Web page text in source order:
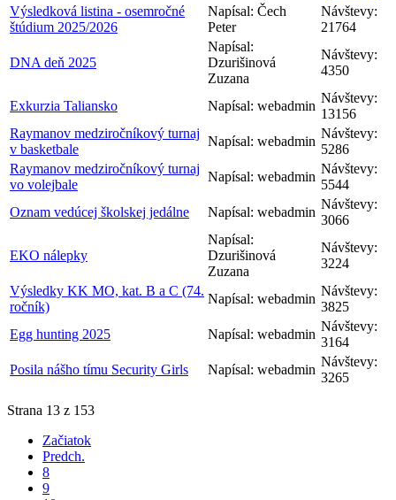
Výsledková listina - osemročné
štúdium 2025/2026
Napísal: Čech
Peter
Návštevy:
21764
DNA deň 2025
Napísal:
Dzurišinová
Zuzana
Návštevy:
4350
Exkurzia Taliansko Napísal: webadmin
Návštevy:
13156
Raymanov medziročníkový turnaj
v basketbale
Napísal: webadmin
Návštevy:
5286
Raymanov medziročníkový turnaj
vo volejbale
Napísal: webadmin
Návštevy:
5544
Oznam vedúcej školskej jedálne
Napísal: webadmin
Návštevy:
3066
EKO nálepky
Napísal:
Dzurišinová
Zuzana
Návštevy:
3224
Výsledky KK MO, kat. B a C (74.
ročník)
Napísal: webadmin
Návštevy:
3825
Egg hunting 2025
Napísal: webadmin
Návštevy:
3164
Posila nášho tímu Security Girls
Napísal: webadmin
Návštevy:
3265
Strana 13 z 153
Začiatok
Predch.
8
9